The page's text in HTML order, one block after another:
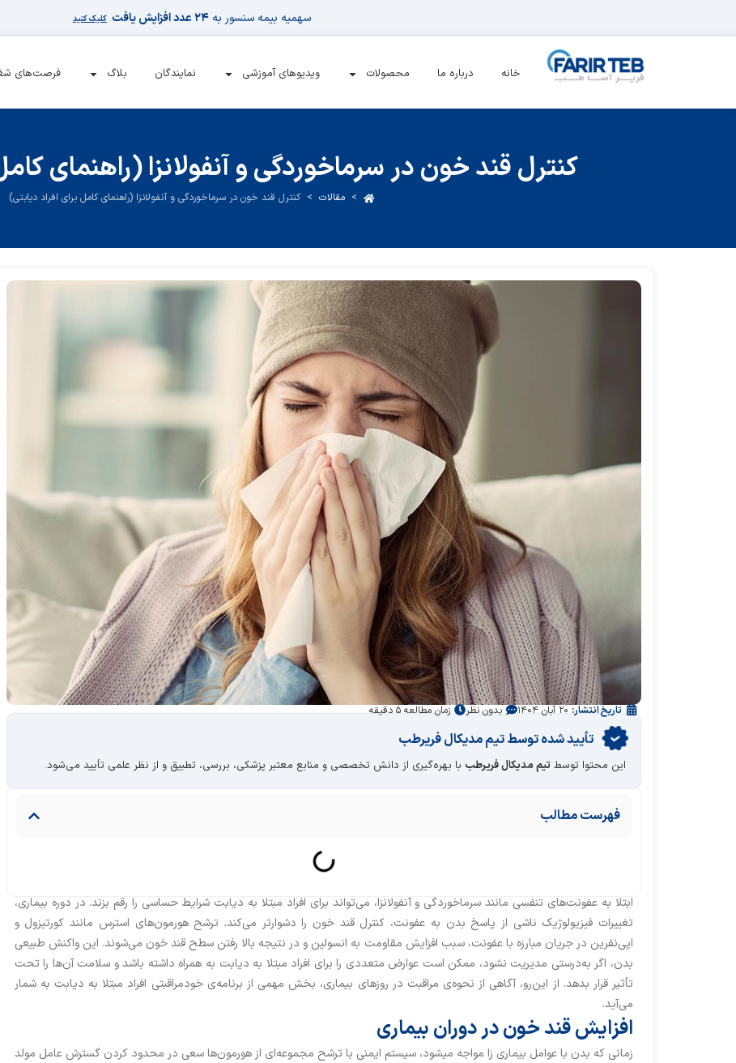
سهمیه بیمه سنسور به ۲۴ عدد افزایش یافت کلیک کنید
خانه درباره ما محصولات ویدیوهای آموزشی نمایندگان بلاگ فرصت‌های
کنترل قند خون در سرماخوردگی و آنفولانزا (راهنمای
> مقالات > کنترل قند خون در سرماخوردگی و آنفولانزا (راهنمای کامل برای افراد دیابتی)
تاریخ انتشار: ۲۰ آبان ۱۴۰۴ بدون نظر زمان مطالعه ۵ دقیقه
تأیید‌‌‌‌‌‌‌ شده توسط تیم مدیکال فریرطب
این محتوا توسط تیم مدیکال فریرطب با بهره‌گیری از دانش تخصصی و منابع معتبر پزشکی، بررسی، تطبیق و از نظر علمی تأیید می‌شود.
فهرست مطالب
ابتلا به عفونت‌های تنفسی مانند سرماخوردگی و آنفولانزا، می‌تواند برای افراد مبتلا به دیابت شرایط حساسی را رقم بزند. در دوره بیماری،
تغییرات فیزیولوژیک ناشی از پاسخ بدن به عفونت، کنترل قند خون را دشوارتر می‌کند. ترشح هورمون‌های استرس مانند کورتیزول و
اپی‌نفرین در جریان مبارزه با عفونت، سبب افزایش مقاومت به انسولین و در نتیجه بالا رفتن سطح قند خون می‌شوند. این واکنش طبیعی
بدن، اگر به‌درستی مدیریت نشود، ممکن است عوارض متعددی را برای افراد مبتلا به دیابت به همراه داشته باشد و سلامت آن‌ها را تحت
تأثیر قرار بدهد. از این‌رو، آگاهی از نحوه‌ی مراقبت در روزهای بیماری، بخش مهمی از برنامه‌ی خودمراقبتی افراد مبتلا به دیابت به شمار
می‌آید.
افزایش قند خون در دوران بیماری
زمانی که بدن با عوامل بیماری زا مواجه میشود، سیستم ایمنی با ترشح مجموعه‌ای از هورمون‌ها سعی در محدود کردن گسترش عامل مولد